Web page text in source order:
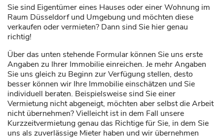
Sie sind Eigentümer eines Hauses oder einer Wohnung im
Raum Düsseldorf und Umgebung und möchten diese
verkaufen oder vermieten? Dann sind Sie hier genau
richtig!
Über das unten stehende Formular können Sie uns erste
Angaben zu Ihrer Immobilie einreichen. Je mehr Angaben
Sie uns gleich zu Beginn zur Verfügung stellen, desto
besser können wir Ihre Immobilie einschätzen und Sie
individuell beraten. Beispielsweise sind Sie einer
Vermietung nicht abgeneigt, möchten aber selbst die Arbeit
nicht übernehmen? Vielleicht ist in dem Fall unsere
Kurzzeitvermietung genau das Richtige für Sie, in dem Sie
uns als zuverlässige Mieter haben und wir übernehmen